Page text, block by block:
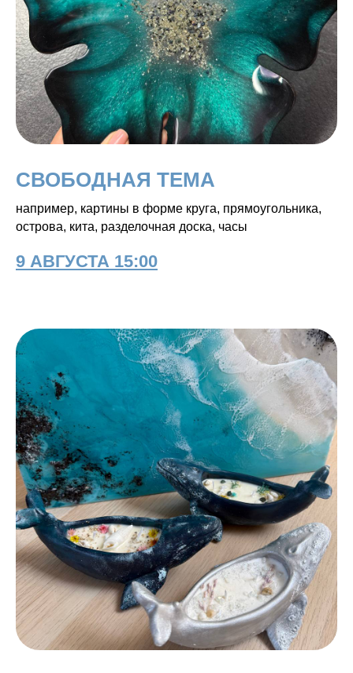
СВОБОДНАЯ ТЕМА
например, картины в форме круга, прямоугольника,
острова, кита, разделочная доска, часы
9 АВГУСТА 15:00